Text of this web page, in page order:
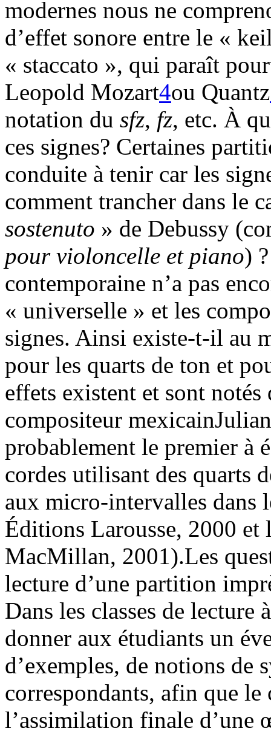
modernes nous ne
d’effet sonore entre le «
« staccato », qui paraît
Leopold Mozart4ou Quantz
notation du sfz, fz, etc. À
ces signes? Certaines
conduite à tenir car les
comment trancher dans le
sostenuto » de Debussy
pour violoncelle et piano)
contemporaine n’a pas
« universelle » et les
signes. Ainsi existe-t-il au
pour les quarts de ton et
effets existent et sont
compositeur
probablement le premier à
cordes utilisant des quarts
aux micro-intervalles dans
Éditions Larousse, 2000
MacMillan, 2001).Les
lecture d’une partition
Dans les classes de lecture
donner aux étudiants un
d’exemples, de notions de
correspondants, afin que
l’assimilation finale d’une